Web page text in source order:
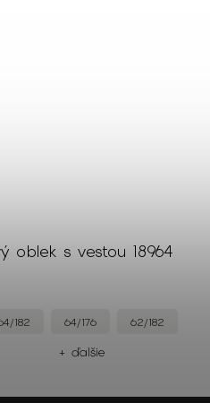
polokošeľa s dlhým
XL